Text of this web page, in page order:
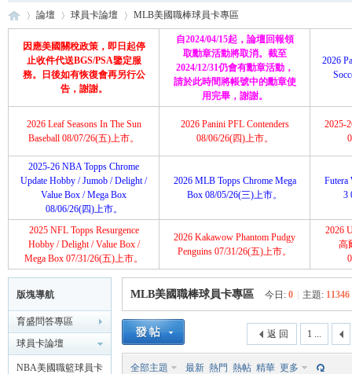
»
論壇
›
球員卡論壇
›
MLB美國職棒球員卡專區
因應美國關稅政策，即日起停
止收件代送BGS/PSA鑒定服
務。日後如有恢復會再另行公
告，謝謝。
自2024/04/15起，論壇回報領
取勳章活動將取消。截至
2024/12/31仍會有勳章活動，
請於此時間將帳號中的勳章使
用完畢，謝謝。
2026
2026 Leaf Seasons In The Sun
Baseball 08/07/26(五)上市。
2026 Panini PFL Contenders
08/06/26(四)上市。
2025-
2025-26 NBA Topps Chrome
Update Hobby / Jumob / Delight /
Value Box / Mega Box
08/06/26(四)上市。
2026 MLB Topps Chrome Mega
Box 08/05/26(三)上市。
Futera
3
2025 NFL Topps Resurgence
Hobby / Delight / Value Box /
Mega Box 07/31/26(五)上市。
2026 Kakawow Phantom Pudgy
Penguins 07/31/26(五)上市。
2026
高
版塊導航
育盛問答專區
球員卡論壇
NBA美國職籃球員卡
MLB美國職棒球員卡專區 今日: 0 主題: 11346
1 ...
返 回
全部主題 最新 熱門 熱帖 精華 更多